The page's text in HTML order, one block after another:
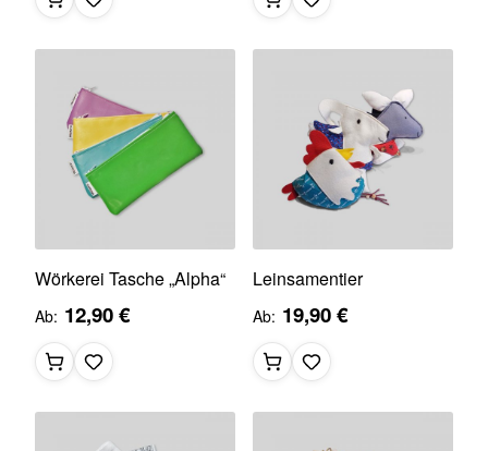
Wörkerei Tasche „Alpha“
Ab 12,90 €
Leinsamentier
Ab 19,90 €